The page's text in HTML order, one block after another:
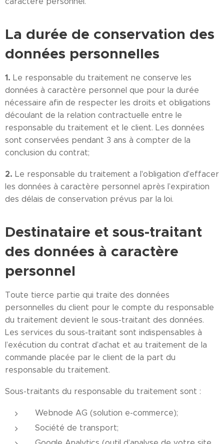
La durée de conservation des
données personnelles
1. Le responsable du traitement ne conserve les
données à caractère personnel que pour la durée
nécessaire afin de respecter les droits et obligations
découlant de la relation contractuelle entre le
responsable du traitement et le client. Les données
sont conservées pendant 3 ans à compter de la
conclusion du contrat;
2. Le responsable du traitement a l'obligation d'effacer
les données à caractère personnel après l’expiration
des délais de conservation prévus par la loi.
Destinataire et sous-traitant
des données à caractère
personnel
Toute tierce partie qui traite des données
personnelles du client pour le compte du responsable
du traitement devient le sous-traitant des données.
Les services du sous-traitant sont indispensables à
l’exécution du contrat d’achat et au traitement de la
commande placée par le client de la part du
responsable du traitement.
Sous-traitants du responsable du traitement sont :
Webnode AG (solution e-commerce);
Société de transport;